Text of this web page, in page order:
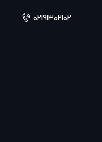
02191302102